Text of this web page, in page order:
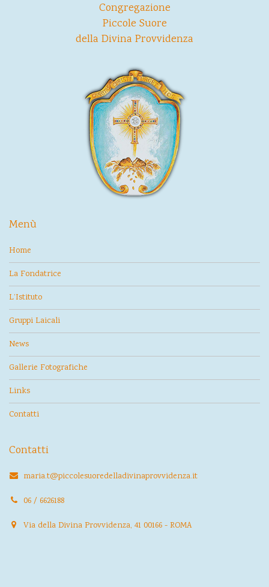
Congregazione
Piccole Suore
della Divina Provvidenza
Menù
Home
La Fondatrice
L’Istituto
Gruppi Laicali
News
Gallerie Fotografiche
Links
Contatti
Contatti
maria.t@piccolesuoredelladivinaprovvidenza.it
06 / 6626188
Via della Divina Provvidenza, 41 00166 - ROMA